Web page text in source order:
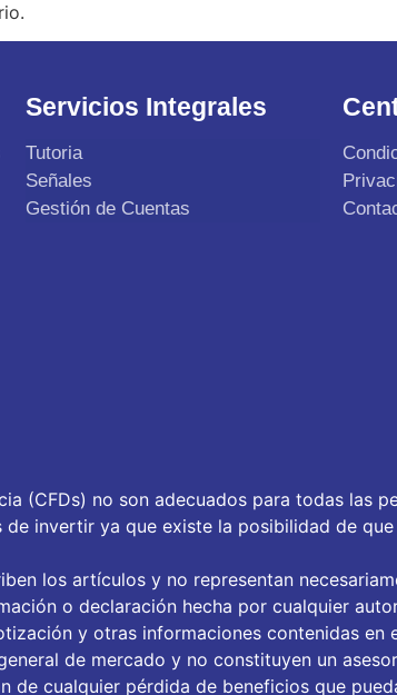
Servicios Integrales
Tutoria
Señales
Gestión de Cuentas
(CFDs) no son adecuados para todas las
invertir ya que existe la posibilidad de
los artículos y no representan
o declaración hecha por cualquier
y otras informaciones contenidas en
de mercado y no constituyen un
de cualquier pérdida de beneficios que